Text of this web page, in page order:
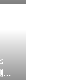
面